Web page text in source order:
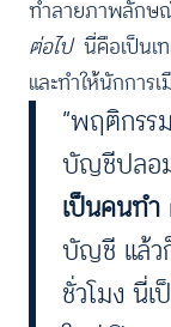
ทำลายภาพลักษ
ต่อไป นี่คือเป็นเ
และทำให้นักการ
“พฤติกรร
บัญชีปลอ
เป็นคนทำ
บัญชี แล้ว
ชั่วโมง นี่